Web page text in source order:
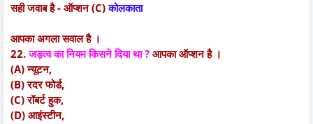
सही जवाब है - ऑप्शन (C)कोलकाता
आपका अगला सवाल है ।
22.जड़त्व का नियम किसने दिया था ? आपका ऑप्शन है ।
(A) न्यूटन,
(B) रदर फोर्ड,
(C) रॉबर्ट हुक,
(D) आइंस्टीन,